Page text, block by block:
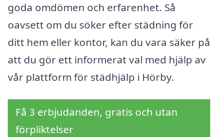
goda omdömen och erfarenhet. Så
oavsett om du söker efter städning för
ditt hem eller kontor, kan du vara säker på
att du gör ett informerat val med hjälp av
vår plattform för städhjälp i Hörby.
Få 3 erbjudanden, gratis och utan
förpliktelser